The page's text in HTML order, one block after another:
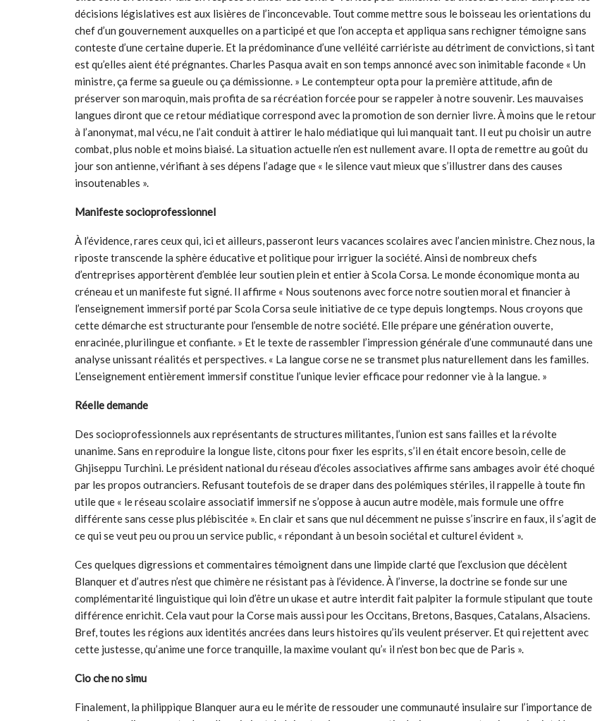
décisions législatives est aux lisières de l’inconcevable. Tout comme mettre sous le boisseau les orientations du
chef d’un gouvernement auxquelles on a participé et que l’on accepta et appliqua sans rechigner témoigne sans
conteste d’une certaine duperie. Et la prédominance d’une velléité carriériste au détriment de convictions, si tant
est qu’elles aient été prégnantes. Charles Pasqua avait en son temps annoncé avec son inimitable faconde « Un
ministre, ça ferme sa gueule ou ça démissionne. » Le contempteur opta pour la première attitude, afin de
préserver son maroquin, mais profita de sa récréation forcée pour se rappeler à notre souvenir. Les mauvaises
langues diront que ce retour médiatique correspond avec la promotion de son dernier livre. À moins que le retour
à l’anonymat, mal vécu, ne l’ait conduit à attirer le halo médiatique qui lui manquait tant. Il eut pu choisir un autre
combat, plus noble et moins biaisé. La situation actuelle n’en est nullement avare. Il opta de remettre au goût du
jour son antienne, vérifiant à ses dépens l’adage que « le silence vaut mieux que s’illustrer dans des causes
insoutenables ».
Manifeste socioprofessionnel
À l’évidence, rares ceux qui, ici et ailleurs, passeront leurs vacances scolaires avec l’ancien ministre. Chez nous, la
riposte transcende la sphère éducative et politique pour irriguer la société. Ainsi de nombreux chefs
d’entreprises apportèrent d’emblée leur soutien plein et entier à Scola Corsa. Le monde économique monta au
créneau et un manifeste fut signé. Il affirme « Nous soutenons avec force notre soutien moral et financier à
l’enseignement immersif porté par Scola Corsa seule initiative de ce type depuis longtemps. Nous croyons que
cette démarche est structurante pour l’ensemble de notre société. Elle prépare une génération ouverte,
enracinée, plurilingue et confiante. » Et le texte de rassembler l’impression générale d’une communauté dans une
analyse unissant réalités et perspectives. « La langue corse ne se transmet plus naturellement dans les familles.
L’enseignement entièrement immersif constitue l’unique levier efficace pour redonner vie à la langue. »
Réelle demande
Des socioprofessionnels aux représentants de structures militantes, l’union est sans failles et la révolte
unanime. Sans en reproduire la longue liste, citons pour fixer les esprits, s’il en était encore besoin, celle de
Ghjiseppu Turchini. Le président national du réseau d’écoles associatives affirme sans ambages avoir été choqué
par les propos outranciers. Refusant toutefois de se draper dans des polémiques stériles, il rappelle à toute fin
utile que « le réseau scolaire associatif immersif ne s’oppose à aucun autre modèle, mais formule une offre
différente sans cesse plus plébiscitée ». En clair et sans que nul décemment ne puisse s’inscrire en faux, il s’agit de
ce qui se veut peu ou prou un service public, « répondant à un besoin sociétal et culturel évident ».
Ces quelques digressions et commentaires témoignent dans une limpide clarté que l’exclusion que décèlent
Blanquer et d’autres n’est que chimère ne résistant pas à l’évidence. À l’inverse, la doctrine se fonde sur une
complémentarité linguistique qui loin d’être un ukase et autre interdit fait palpiter la formule stipulant que toute
différence enrichit. Cela vaut pour la Corse mais aussi pour les Occitans, Bretons, Basques, Catalans, Alsaciens.
Bref, toutes les régions aux identités ancrées dans leurs histoires qu’ils veulent préserver. Et qui rejettent avec
cette justesse, qu’anime une force tranquille, la maxime voulant qu’« il n’est bon bec que de Paris ».
Cio che no simu
Finalement, la philippique Blanquer aura eu le mérite de ressouder une communauté insulaire sur l’importance de